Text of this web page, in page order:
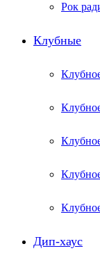
Рок
Клубные
Дип-хаус